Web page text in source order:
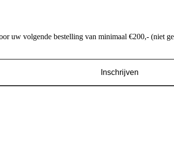
uw volgende bestelling van minimaal €200,- (niet
Inschrijven